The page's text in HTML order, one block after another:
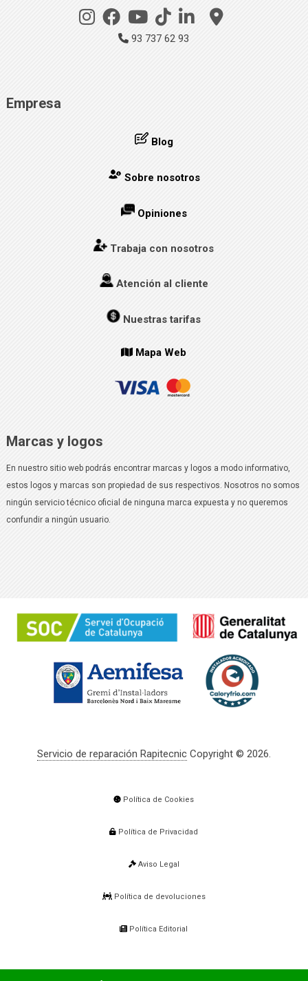
93 737 62 93
Empresa
Blog
Sobre nosotros
Opiniones
Trabaja con nosotros
Atención al cliente
Nuestras tarifas
Mapa Web
Marcas y logos
En nuestro sitio web podrás encontrar marcas y logos a modo informativo,
estos logos y marcas son propiedad de sus respectivos. Nosotros no somos
ningún servicio técnico oficial de ninguna marca expuesta y no queremos
confundir a ningún usuario.
Servicio de reparación RapitecnicCopyright © 2026.
Política de Cookies
Política de Privacidad
Aviso Legal
Política de devoluciones
Política Editorial